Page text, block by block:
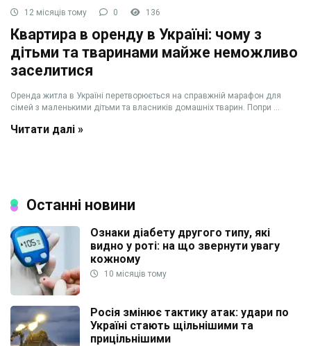
12 місяців тому 0 136
Квартира в оренду в Україні: чому з
дітьми та тваринами майже неможливо
заселитися
Оренда житла в Україні перетворюється на справжній марафон для
сімей з маленькими дітьми та власників домашніх тварин. Попри ...
Читати далі »
Останні новини
Ознаки діабету другого типу, які
видно у роті: на що звернути увагу
кожному
10 місяців тому
Росія змінює тактику атак: удари по
Україні стають щільнішими та
прицільнішими